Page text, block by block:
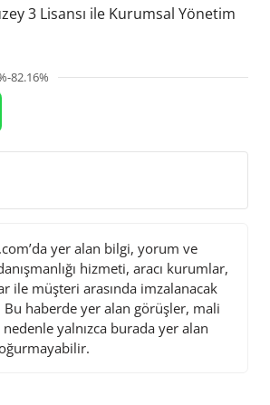
3 Lisansı ile Kurumsal Yönetim
82.16%
yer alan bilgi, yorum ve
hizmeti, aracı kurumlar,
müşteri arasında imzalanacak
Bu haberde yer alan görüşler, mali
yalnızca burada yer alan